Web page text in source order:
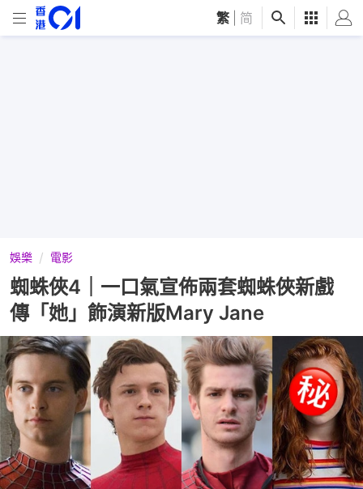
繁 简
娛樂 電影
蜘蛛俠4｜一口氣宣佈兩套蜘蛛俠新戲
傳「她」飾演新版Mary Jane